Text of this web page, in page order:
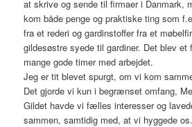
at skrive og sende til firmaer i Danmark,
kom både penge og praktiske ting som
fra et rederi og gardinstoffer fra et
gildesøstre syede til gardiner. Det blev
mange gode timer med arbejdet.
Jeg er tit blevet spurgt, om vi kom
Det gjorde vi kun i begrænset omfang,
Gildet havde vi fælles interesser og
sammen, samtidig med, at vi hyggede os.